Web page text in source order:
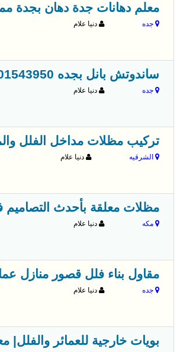
معلم دهانات جدة دهان بجدة ممتاز
جده دنيا علام
ساندوتش بانل بجده 0501543950 – افضل اسعار ساندوتش بانل
جده دنيا علام
تركيب مظلات مداخل الفلل والمنازل
الشرقيه دنيا علام
مظلات معلقة بأحدث التصاميم في مكة
مكه دنيا علام
مقاول بناء فلل قصور منازل عماير
جده دنيا علام
بويات خارجية للعمائر والفلل| معلم